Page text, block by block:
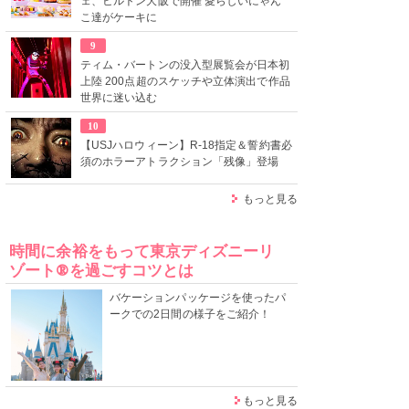
こ達がケーキに
9
ティム・バートンの没入型展覧会が日本初
上陸 200点超のスケッチや立体演出で作品
世界に迷い込む
10
【USJハロウィーン】R-18指定＆誓約書必
須のホラーアトラクション「残像」登場
もっと見る
時間に余裕をもって東京ディズニーリ
ゾート®を過ごすコツとは
バケーションパッケージを使ったパ
ークでの2日間の様子をご紹介！
もっと見る